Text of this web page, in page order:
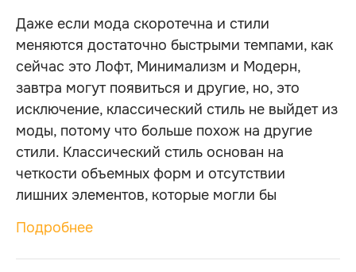
Даже если мода скоротечна и стили
меняются достаточно быстрыми темпами, как
сейчас это Лофт, Минимализм и Модерн,
завтра могут появиться и другие, но, это
исключение, классический стиль не выйдет из
моды, потому что больше похож на другие
стили. Классический стиль основан на
четкости объемных форм и отсутствии
лишних элементов, которые могли бы
представляющего. Хотя у него могут быть
определенные углы и углы, которые будет
Подробнее